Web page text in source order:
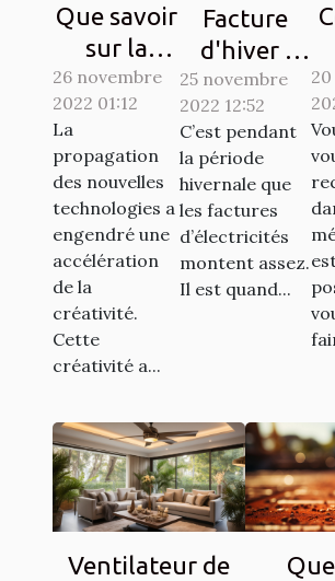
Que savoir
sur la
Crypto-
monnaie
26 novembre
2022 01:12
La
propagation
des nouvelles
technologies a
engendré une
accélération
de la
créativité.
Cette
créativité a...
Facture
d'hiver :
Des
astuces
simples
pour
économiser
de l'argent
25 novembre
2022 12:52
C’est pendant
la période
hivernale que
les factures
d’électricités
montent assez.
Il est quand...
à
Ventilateur de